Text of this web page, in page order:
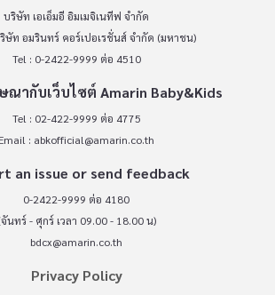
บริษัท เอเอ็มอี อิมเมจิเนทีฟ จำกัด
ษัท อมรินทร์ คอร์เปอเรชั่นส์ จำกัด (มหาชน)
Tel : 0-2422-9999 ต่อ 4510
ณากับเว็บไซต์ Amarin Baby&Kids
Tel : 02-422-9999 ต่อ 4775
Email : abkofficial@amarin.co.th
an issue or send feedback
0-2422-9999 ต่อ 4180
นทร์ - ศุกร์ เวลา 09.00 - 18.00 น)
bdcx@amarin.co.th
Privacy Policy